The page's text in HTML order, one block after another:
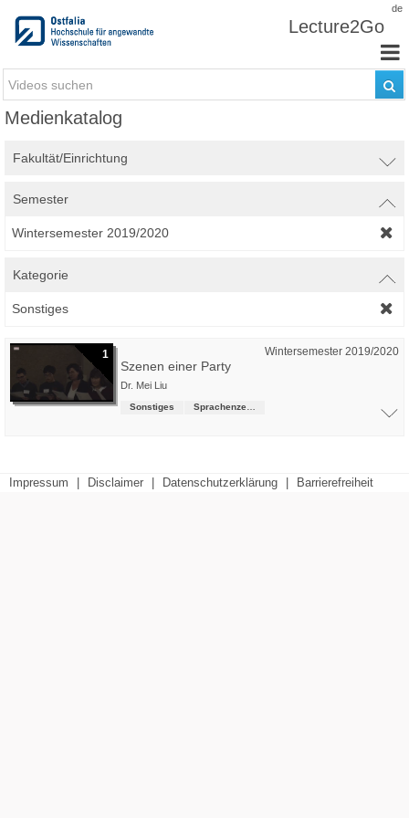
de
Lecture2Go
Medienkatalog
Fakultät/Einrichtung
Semester
Wintersemester 2019/2020
Kategorie
Sonstiges
1 Wintersemester 2019/2020
Szenen einer Party
Dr. Mei Liu
Sonstiges
Impressum Disclaimer Datenschutzerklärung Barrierefreiheit